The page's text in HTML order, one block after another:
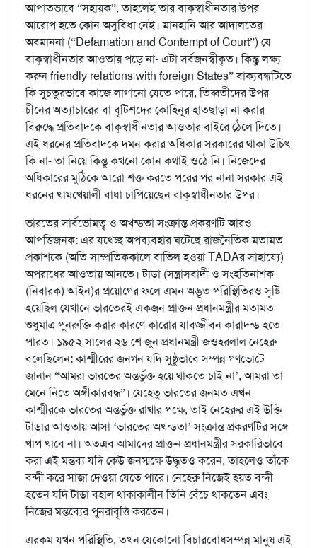
আপাতভাবে “সহায়ক”, তাহলেই তার বাক্‌স্বাধীনতার উপর
আরোপ হতে কোন অসুবিধা নেই। মানহানি আর আদালতের
অবমাননা (“Defamation and Contempt of Court”) যে
বাক্‌স্বাধীনতার আওতায় পড়ে না- এটা সর্বজনস্বীকৃত। কিন্তু লক্ষ্য
করুন friendly relations with foreign States” বাক্যবন্ধটিতে
কি সুচতুরভাবে কাজে লাগানো যেতে পারে, তিব্বতীদের উপর
চীনের অত্যাচারের বা বৃটিশদের কোহিনূর হাতছাড়া না করার
বিরুদ্ধে প্রতিবাদকে বাক্‌স্বাধীনতার আওতার বাইরে ঠেলে দিতে।
এই ধরনের প্রতিবাদকে দমন করার অধিকার সরকারের থাকা উচিৎ
কি না- তা নিয়ে কিন্তু কখনো কোন কথাই ওঠে নি। নিজেদের
অধিকারের মুঠিকে আরো শক্ত করতে পরের পর নানা সরকার এই
ধরনের খামখেয়ালী বাধা চাপিয়েছেন বাক্‌স্বাধীনতার উপর।
ভারতের সার্বভৌমত্ব ও অখন্ডতা সংক্রান্ত প্রকরণটি আরও
আপত্তিজনক: এর যথেচ্ছ অপব্যবহার ঘটেছে রাজনৈতিক মতামত
প্রকাশকে (অতি সাম্প্রতিককালে বাতিল হওয়া TADAর সাহায্যে)
অপরাধের আওতায় আনতে। টাডা (সন্ত্রাসবাদী ও সংহতিনাশক
(নিবারক) আইন)র প্রয়োগের ফলে এমন অদ্ভূত পরিস্থিতিরও সৃষ্টি
হয়েছিল যেখানে ভারতেরই একজন প্রাক্তন প্রধানমন্ত্রীর মতামত
শুধুমাত্র পুনরুক্তি করার কারণে কারোর যাবজ্জীবন কারাদন্ড হতে
পারত। ১৯৫২ সালের ২৬ শে জুন প্রধানমন্ত্রী জওহরলাল নেহেরু
বলেছিলেন: কাশ্মীরের জনগন যদি সুষ্ঠুভাবে সম্পন্ন গণভোটে
জানান “আমরা ভারতের অন্তর্ভুক্ত হয়ে থাকতে চাই না’, আমরা তা
মেনে নিতে অঙ্গীকারবদ্ধ”। যেহেতু ভারতের জনমত এখন
কাশ্মীরকে ভারতের অন্তর্ভুক্ত রাখার পক্ষে, তাই নেহেরুর এই উক্তি
টাডার আওতায় আসা ‘ভারতের অখন্ডতা’ সংক্রান্ত প্রকরণটির সঙ্গে
খাপ খাবে না। অতএব আমাদের প্রাক্তন প্রধানমন্ত্রীর সরকারিভাবে
করা এই মন্তব্য যদি কেউ জনস্মক্ষে উদ্ধৃতও করেন, তাহলেও তাঁকে
বন্দী করে সাজা দেওয়া যেতে পারে। নেহেরু নিজেই হয়ত বন্দী
হতেন যদি টাডা বহাল থাকাকালীন তিনি বেঁচে থাকতেন এবং
নিজের মন্তব্যের পুনরাবৃত্তি করতেন।
এরকম যখন পরিস্থিতি, তখন যেকোনো বিচারবোধসম্পন্ন মানুষ এই